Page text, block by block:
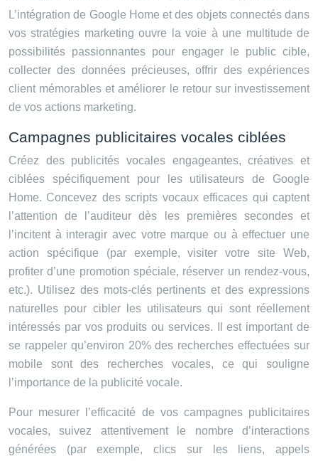
L’intégration de Google Home et des objets connectés dans
vos stratégies marketing ouvre la voie à une multitude de
possibilités passionnantes pour engager le public cible,
collecter des données précieuses, offrir des expériences
client mémorables et améliorer le retour sur investissement
de vos actions marketing.
Campagnes publicitaires vocales ciblées
Créez des publicités vocales engageantes, créatives et
ciblées spécifiquement pour les utilisateurs de Google
Home. Concevez des scripts vocaux efficaces qui captent
l’attention de l’auditeur dès les premières secondes et
l’incitent à interagir avec votre marque ou à effectuer une
action spécifique (par exemple, visiter votre site Web,
profiter d’une promotion spéciale, réserver un rendez-vous,
etc.). Utilisez des mots-clés pertinents et des expressions
naturelles pour cibler les utilisateurs qui sont réellement
intéressés par vos produits ou services. Il est important de
se rappeler qu’environ 20% des recherches effectuées sur
mobile sont des recherches vocales, ce qui souligne
l’importance de la publicité vocale.
Pour mesurer l’efficacité de vos campagnes publicitaires
vocales, suivez attentivement le nombre d’interactions
générées (par exemple, clics sur les liens, appels